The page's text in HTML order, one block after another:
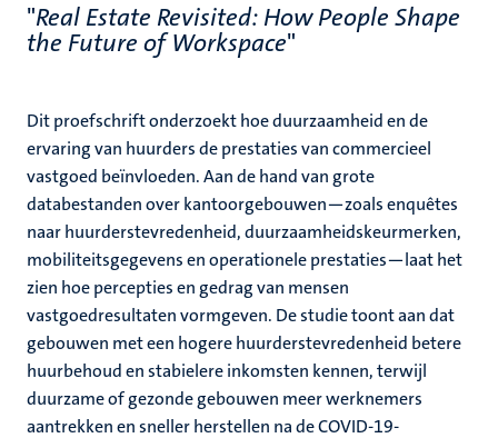
"Real Estate Revisited: How People Shape
the Future of Workspace"
Dit proefschrift onderzoekt hoe duurzaamheid en de
ervaring van huurders de prestaties van commercieel
vastgoed beïnvloeden. Aan de hand van grote
databestanden over kantoorgebouwen—zoals enquêtes
naar huurderstevredenheid, duurzaamheidskeurmerken,
mobiliteitsgegevens en operationele prestaties—laat het
zien hoe percepties en gedrag van mensen
vastgoedresultaten vormgeven. De studie toont aan dat
gebouwen met een hogere huurderstevredenheid betere
huurbehoud en stabielere inkomsten kennen, terwijl
duurzame of gezonde gebouwen meer werknemers
aantrekken en sneller herstellen na de COVID-19-